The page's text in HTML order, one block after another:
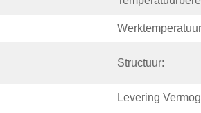
Structuur:
Levering